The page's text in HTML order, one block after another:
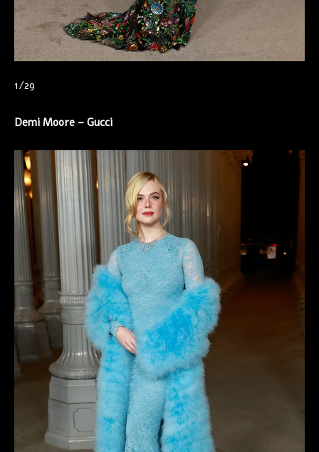
1/29
Demi Moore – Gucci